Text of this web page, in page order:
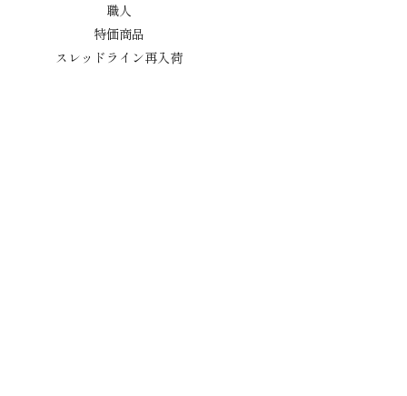
職人
特価商品
スレッドライン再入荷